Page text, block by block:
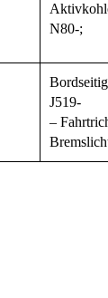
N80-;
J519-
–